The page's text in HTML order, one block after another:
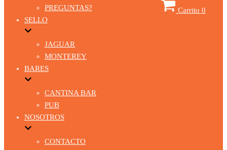
PREGUNTAS?
SELLO
JAGUAR
MONTEREY
BARES
CANTINA BAR
PUB
NOSOTROS
CONTACTO
Carrito 0